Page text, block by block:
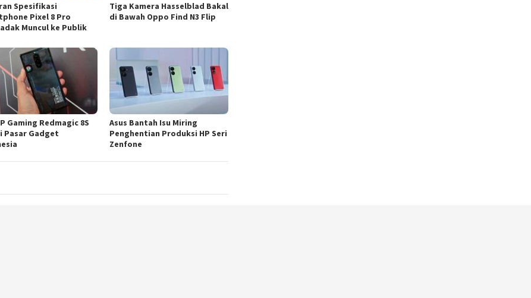
Spesifikasi
Pixel 8 Pro
Muncul ke Publik
Tiga Kamera Hasselblad Bakal
di Bawah Oppo Find N3 Flip
Gaming Redmagic 8S
Pasar Gadget
Asus Bantah Isu Miring
Penghentian Produksi HP Seri
Zenfone